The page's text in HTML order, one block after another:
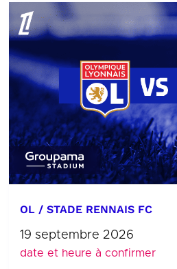
OL / STADE RENNAIS FC
19 septembre 2026
date et heure à confirmer